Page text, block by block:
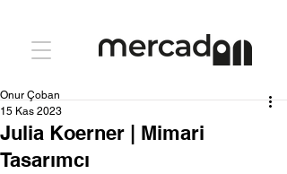
Julia Koerner | Mimari
Tasarımcı
Onur Çoban
15 Kas 2023